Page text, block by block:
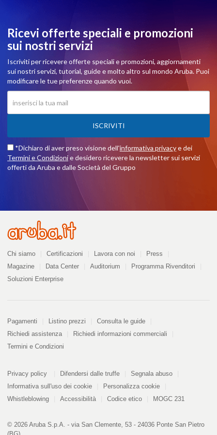
Ricevi offerte speciali e promozioni
sui nostri servizi
Iscriviti per ricevere offerte speciali e promozioni, aggiornamenti
sui nostri servizi, tutorial, guide e molto altro sul mondo Aruba. Puoi
modificare le tue preferenze quando vuoi.
ISCRIVITI
*Dichiaro di aver preso visione dell'informativa privacye dei
Termini e Condizionie desidero ricevere la newsletter sui servizi
offerti da Aruba e dalle Società del Gruppo
Azienda
Chi siamo Certificazioni Lavora con noi
Press
Magazine
Data Center Auditorium
Programma Rivenditori
Soluzioni Enterprise
Pagamenti
Pagamenti Listino prezzi
Consulta le guide
Richiedi assistenza
Richiedi informazioni commerciali
Termini e Condizioni
Informazioni
Privacy policy
PDF
kB
Difendersi dalle truffe
Segnala abuso
Informativa sull'uso dei cookie
Personalizza cookie
Whistleblowing
Accessibilità Codice etico MOGC 231
© 2026 Aruba S.p.A. - via San Clemente, 53 - 24036 Ponte San Pietro